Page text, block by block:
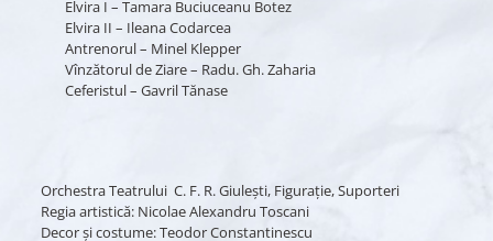
Elvira I – Tamara Buciuceanu Botez
Elvira II – Ileana Codarcea
Antrenorul – Minel Klepper
Vînzătorul de Ziare – Radu. Gh. Zaharia
Ceferistul – Gavril Tănase
Orchestra Teatrului C. F. R. Giuleşti, Figuraţie, Suporteri
Regia artistică: Nicolae Alexandru Toscani
Decor şi costume: Teodor Constantinescu